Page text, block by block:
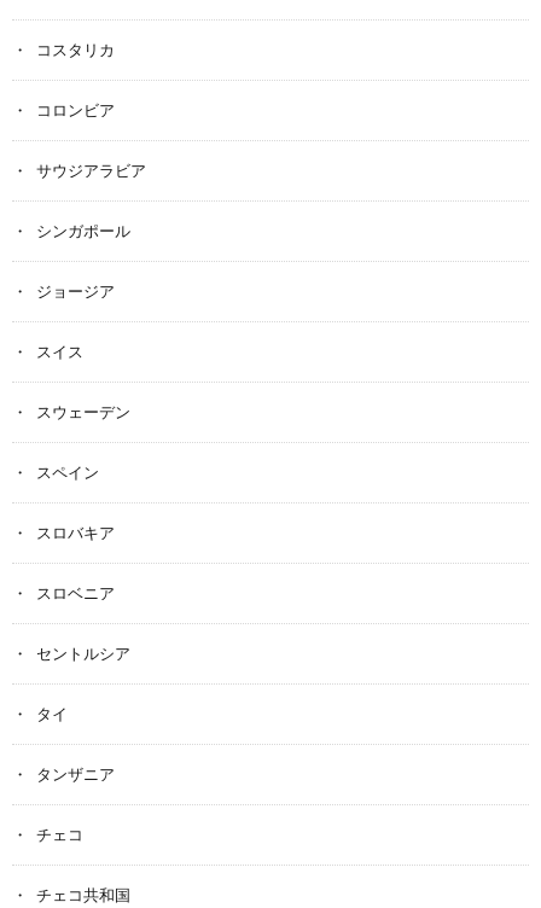
コスタリカ
コロンビア
サウジアラビア
シンガポール
ジョージア
スイス
スウェーデン
スペイン
スロバキア
スロベニア
セントルシア
タイ
タンザニア
チェコ
チェコ共和国